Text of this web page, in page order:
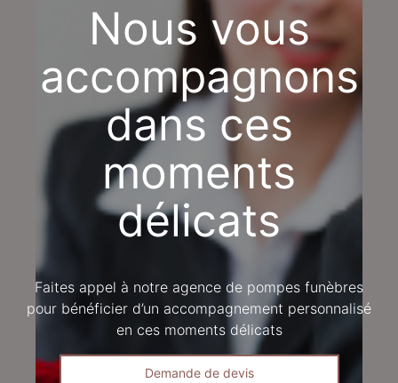
Nous vous
accompagnons
dans ces
moments
délicats
Faites appel à notre agence de pompes funèbres
pour bénéficier d’un accompagnement personnalisé
en ces moments délicats
Demande de devis